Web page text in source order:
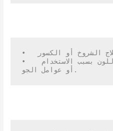
•   علاج الشروخ أو الكسور.
•   معالجة البقع أو تغيير اللون بسبب الاستخدام
أو عوامل الجو.